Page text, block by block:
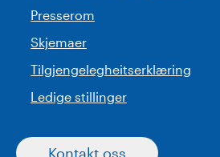
Presserom
Skjemaer
Tilgjengelegheitserklæring
Ledige stillinger
Kontakt oss